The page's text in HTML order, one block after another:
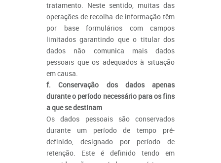
tratamento. Neste sentido, muitas das
operações de recolha de informação têm
por base formulários com campos
limitados garantindo que o titular dos
dados não comunica mais dados
pessoais que os adequados à situação
em causa.
f. Conservação dos dados apenas
durante o período necessário para os fins
a que se destinam
Os dados pessoais são conservados
durante um período de tempo pré-
definido, designado por período de
retenção. Este é definido tendo em